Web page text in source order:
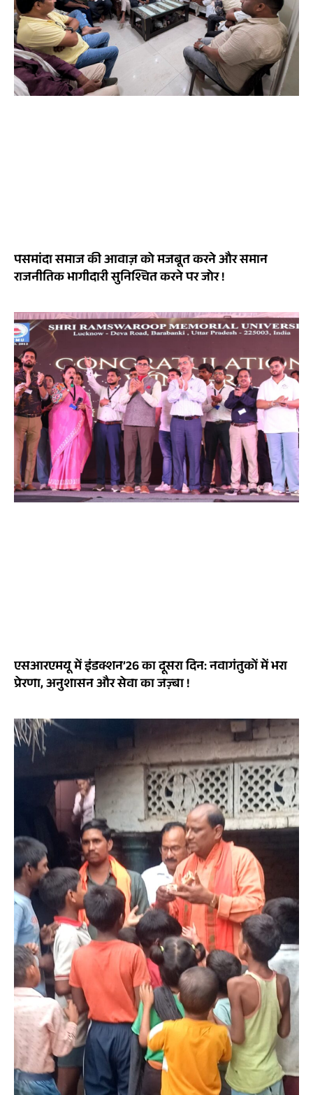
पसमांदा समाज की आवाज़ को मजबूत करने और समान
राजनीतिक भागीदारी सुनिश्चित करने पर जोर !
एसआरएमयू में इंडक्शन’26 का दूसरा दिन: नवागंतुकों में भरा
प्रेरणा, अनुशासन और सेवा का जज़्बा !